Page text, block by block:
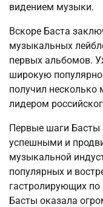
видением музыки.
Вскоре Баста
музыкальных
первых альбомов.
широкую
получил несколько
лидером
Первые шаги Басты
успешными и
музыкальной
популярных и
гастролирующих
Басты оказала